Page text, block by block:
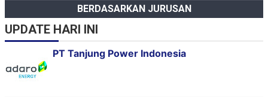
BERDASARKAN JURUSAN
UPDATE HARI INI